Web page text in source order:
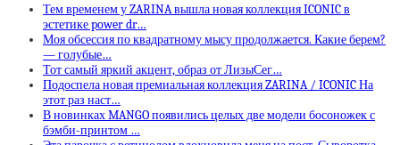
Тем временем у ZARINA вышла новая коллекция ICONIC в
эстетике power dr…
Моя обсессия по квадратному мысу продолжается. Какие берем?
— голубые…
Тот самый яркий акцент, образ от ЛизыСег…
Подоспела новая премиальная коллекция ZARINA / ICONIC На
этот раз наст…
В новинках MANGO появились целых две модели босоножек с
бэмби-принтом …